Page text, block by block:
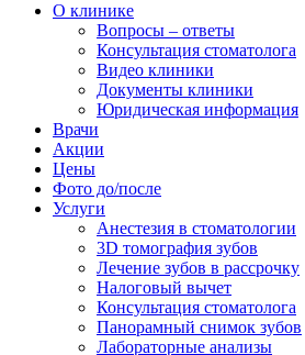
О клинике
Вопросы – ответы
Консультация стоматолога
Видео клиники
Документы клиники
Юридическая информация
Врачи
Акции
Цены
Фото до/после
Услуги
Анестезия в стоматологии
3D томография зубов
Лечение зубов в рассрочку
Налоговый вычет
Консультация стоматолога
Панорамный снимок зубов
Лабораторные анализы